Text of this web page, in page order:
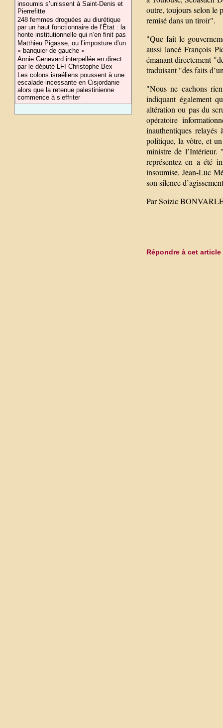
insoumis s’unissent à Saint-Denis et
Pierrefitte
248 femmes droguées au diurétique
par un haut fonctionnaire de l’État : la
honte institutionnelle qui n’en finit pas
Matthieu Pigasse, ou l’imposture d’un
« banquier de gauche »
Annie Genevard interpellée en direct
par le député LFI Christophe Bex
Les colons israéliens poussent à une
escalade incessante en Cisjordanie
alors que la retenue palestinienne
commence à s’effriter
outre, toujours selon le
remisé dans un tiroir".
"Que fait le
aussi lancé François
émanant directement
traduisant "des faits
"Nous ne cachons
indiquant également
altération ou pas du
opératoire
inauthentiques
politique, la vôtre, et
ministre de l’Intérieur.
représentez en a été
insoumise, Jean-Luc
son silence
Par Soizic
Répondre à cet article